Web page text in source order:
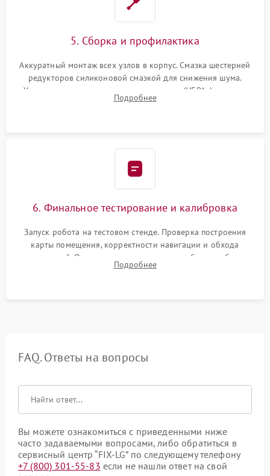
5. Сборка и профилактика
Аккуратный монтаж всех узлов в корпус. Смазка шестерней
редукторов силиконовой смазкой для снижения шума.
Установка новых расходных материалов (HEPA-фильтров,
микрофибры, щеток). Надежная фиксация разъемов и
Подробнее
6. Финальное тестирование и калибровка
Запуск робота на тестовом стенде. Проверка построения
карты помещения, корректности навигации и обхода
препятствий. Оценка силы всасывания и работы турбины.
Тестирование автоматического возврата на док-станцию и
Подробнее
FAQ. Ответы на вопросы
Вы можете ознакомиться с приведенными ниже
часто задаваемыми вопросами, либо обратиться в
сервисный центр “FIX-LG” по следующему телефону
+7 (800) 301-55-83 если не нашли ответ на свой